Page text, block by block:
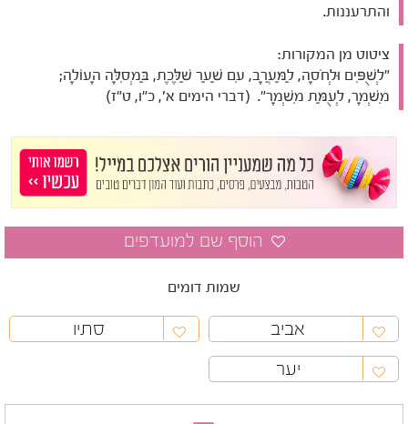
והתרעננות.
ציטוט מן המקורות:
"לְשֻׁפִּים וּלְחֹסָה, לַמַּעֲרָב, עִם שַׁעַר שַׁלֶּכֶת, בַּמְסִלָּה הָעוֹלָה;
מִשְׁמָר, לְעֻמַּת מִשְׁמָר". (דברי הימים א', כ"ו, ט"ז)
שמות דומים
אביב
סתיו
יער